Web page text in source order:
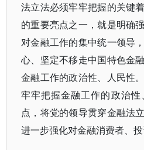
法立法必须牢牢把握的关键
的重要亮点之一，就是明确
对金融工作的集中统一领导
心、坚定不移走中国特色金
金融工作的政治性、人民性
牢牢把握金融工作的政治
点，将党的领导贯穿金融法
进一步强化对金融消费者、投